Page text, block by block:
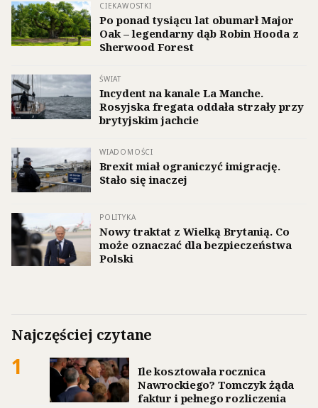
CIEKAWOSTKI
Po ponad tysiącu lat obumarł Major
Oak – legendarny dąb Robin Hooda z
Sherwood Forest
ŚWIAT
Incydent na kanale La Manche.
Rosyjska fregata oddała strzały przy
brytyjskim jachcie
WIADOMOŚCI
Brexit miał ograniczyć imigrację.
Stało się inaczej
POLITYKA
Nowy traktat z Wielką Brytanią. Co
może oznaczać dla bezpieczeństwa
Polski
Najczęściej czytane
1
Ile kosztowała rocznica
Nawrockiego? Tomczyk żąda
faktur i pełnego rozliczenia